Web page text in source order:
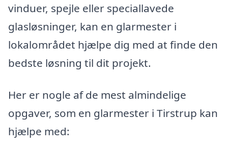
vinduer, spejle eller speciallavede
glasløsninger, kan en glarmester i
lokalområdet hjælpe dig med at finde den
bedste løsning til dit projekt.
Her er nogle af de mest almindelige
opgaver, som en glarmester i Tirstrup kan
hjælpe med: